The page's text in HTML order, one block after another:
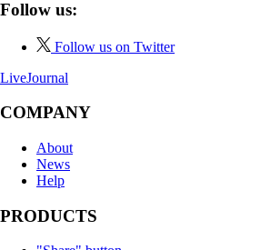
Follow us:
Follow us on Twitter
LiveJournal
COMPANY
About
News
Help
PRODUCTS